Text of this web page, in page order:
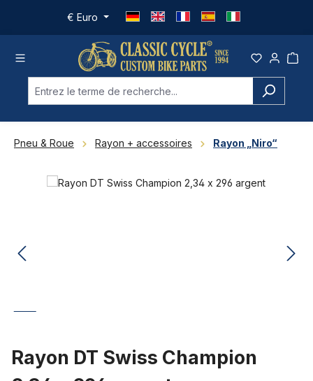
Passer au contenu principal
€ Euro
Pneu & Roue Rayon + accessoires Rayon „Niro“
Ignorer la galerie d'images
Rayon DT Swiss Champion